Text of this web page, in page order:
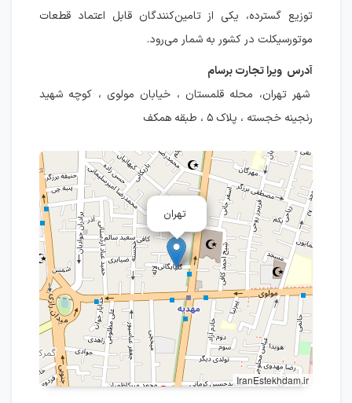
توزیع گسترده، یکی از تامین‌کنندگان قابل اعتماد قطعات
موتورسیکلت در کشور به شمار می‌رود.
آدرس ویرا تجارت برسام
شهر تهران، محله قلمستان ، خیابان مولوی ، کوچه شهید
رنجینه خجسته ، پلاک ۵ ، طبقه همکف
تهران
IranEstekhdam.ir